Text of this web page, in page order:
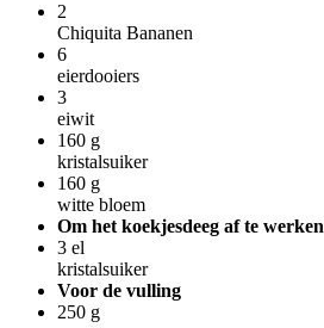
2
Chiquita Bananen
6
eierdooiers
3
eiwit
160 g
kristalsuiker
160 g
witte bloem
Om het koekjesdeeg af te werken
3 el
kristalsuiker
Voor de vulling
250 g